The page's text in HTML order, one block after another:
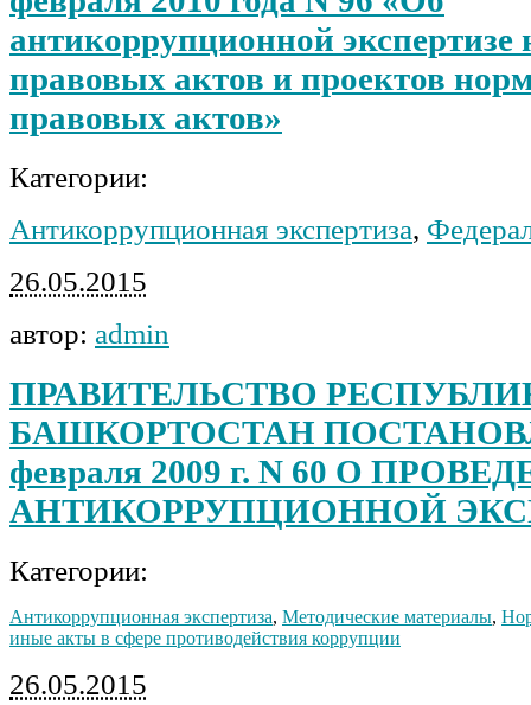
антикоррупционной
правовых актов и проектов
правовых актов»
Категории:
Антикоррупционная экспертиза,
26.05.2015
автор: admin
ПРАВИТЕЛЬСТВО
БАШКОРТОСТАН
февраля 2009 г. N 60 О
АНТИКОРРУПЦИОННОЙ
Категории:
Антикоррупционная экспертиза, Методические материалы,
иные акты в сфере противодействия коррупции
26.05.2015